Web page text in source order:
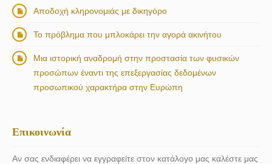
Αποδοχή κληρονομιάς με δικηγόρο
Το πρόβλημα που μπλοκάρει την αγορά ακινήτου
Μια ιστορική αναδρομή στην προστασία των φυσικών
προσώπων έναντι της επεξεργασίας δεδομένων
προσωπικού χαρακτήρα στην Ευρώπη
Επικοινωνία
Αν σας ενδιαφέρει να εγγραφείτε στον κατάλογο μας καλέστε μας